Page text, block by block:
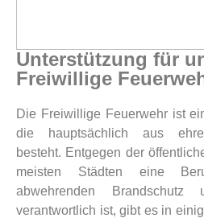
Unterstützung für
Freiwillige
Die Freiwillige Feuerwehr ist
die hauptsächlich aus
besteht. Entgegen der
meisten Städten eine
abwehrenden
verantwortlich ist, gibt es in